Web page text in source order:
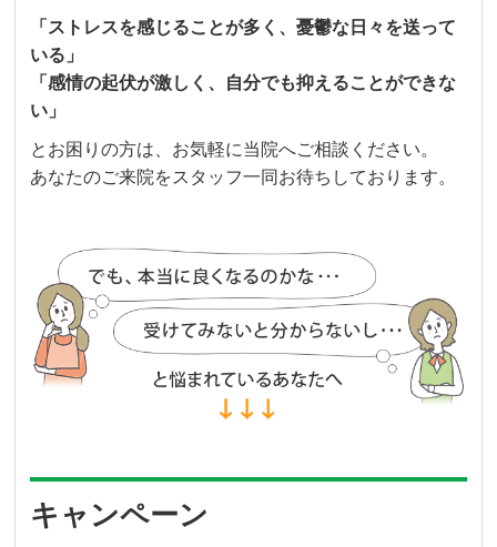
「ストレスを感じることが多く、憂鬱な日々を送って
いる」
「感情の起伏が激しく、自分でも抑えることができな
い」
とお困りの方は、お気軽に当院へご相談ください。
あなたのご来院をスタッフ一同お待ちしております。
キャンペーン